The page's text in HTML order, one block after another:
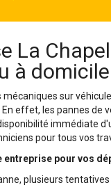
La
à
mécaniques sur
effet, les pannes de
immédiate
pour tous vos
pour vos
plusieurs